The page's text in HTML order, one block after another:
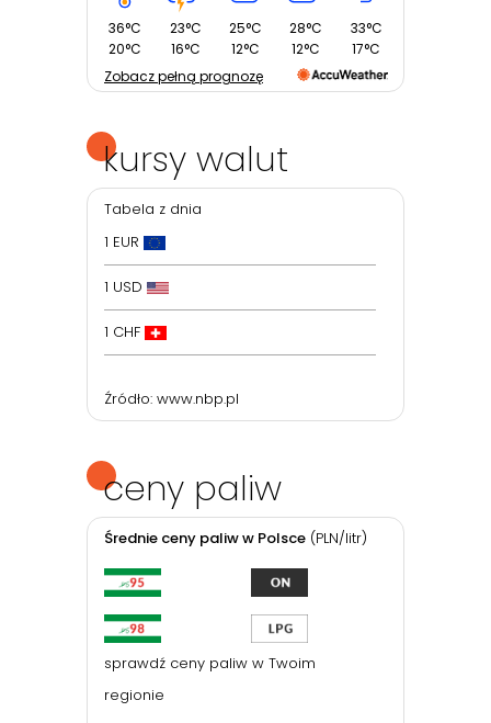
36°C
20°C
23°C
16°C
25°C
12°C
28°C
12°C
33°C
17°C
Zobacz pełną prognozę
ceny paliw
Średnie ceny paliw w Polsce (PLN/litr)
sprawdź ceny paliw w Twoim
regionie
kursy walut
Tabela z dnia
1 EUR
1 USD
1 CHF
Źródło: www.nbp.pl